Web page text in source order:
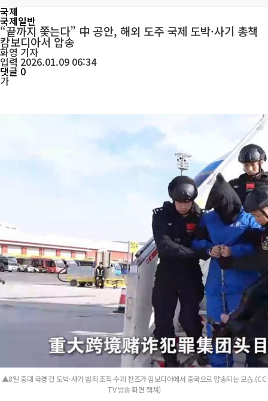
국제
국제일반
“끝까지 쫓는다” 中 공안, 해외 도주 국제 도박·사기 총책
캄보디아서 압송
화영 기자
입력 2026.01.09 06:34
댓글 0
가
▲8일 중대 국경 간 도박·사기 범죄 조직 수괴 천즈가 캄보디아에서 중국으로 압송되는 모습.(CC
TV 방송 화면 캡쳐)